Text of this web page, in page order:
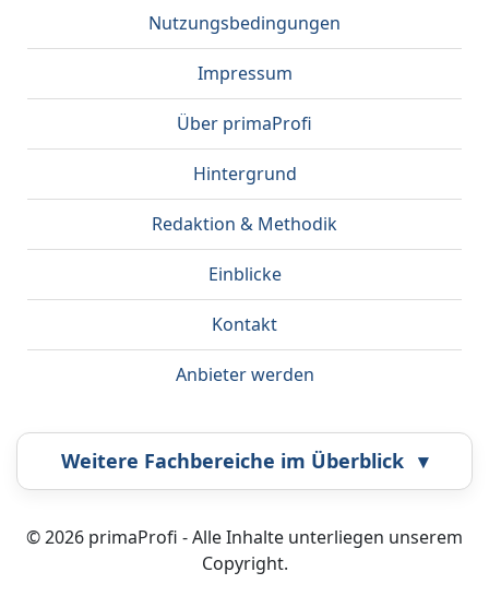
Nutzungsbedingungen
Impressum
Über primaProfi
Hintergrund
Redaktion & Methodik
Einblicke
Kontakt
Anbieter werden
Weitere Fachbereiche im Überblick ▾
Airbrush Bestatter
© 2026 primaProfi - Alle Inhalte unterliegen unserem
Copyright.